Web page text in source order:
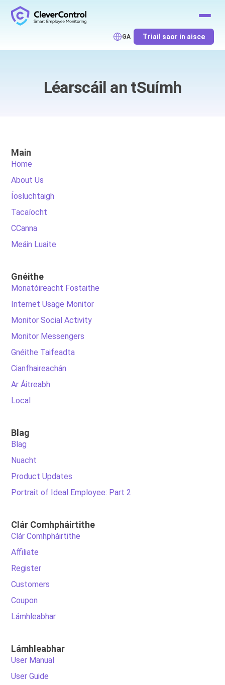
GA Triail saor in aisce
Léarscáil an tSuímh
Main
Home
About Us
Íosluchtaigh
Tacaíocht
CCanna
Meáin Luaite
Gnéithe
Monatóireacht Fostaithe
Internet Usage Monitor
Monitor Social Activity
Monitor Messengers
Gnéithe Taifeadta
Cianfhaireachán
Ar Áitreabh
Local
Blag
Blag
Nuacht
Product Updates
Portrait of Ideal Employee: Part 2
Clár Comhpháirtithe
Clár Comhpháirtithe
Affiliate
Register
Customers
Coupon
Lámhleabhar
Lámhleabhar
User Manual
User Guide